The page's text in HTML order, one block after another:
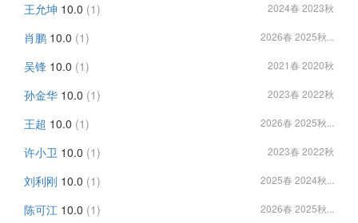
王允坤 10.0 (1) 2024春 2023秋
肖鹏 10.0 (1) 2026春 2025秋...
吴锋 10.0 (1) 2021春 2020秋
孙金华 10.0 (1) 2023春 2022秋
王超 10.0 (1) 2026春 2025秋...
许小卫 10.0 (1) 2023春 2022秋
刘利刚 10.0 (1) 2025春 2024秋...
陈可江 10.0 (1) 2026春 2025秋...